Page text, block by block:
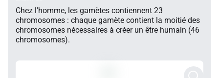
Chez l'homme, les gamètes contiennent 23
chromosomes : chaque gamète contient la moitié des
chromosomes nécessaires à créer un être humain (46
chromosomes).